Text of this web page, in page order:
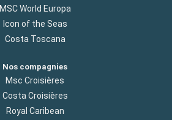
MSC World Europa
Icon of the Seas
Costa Toscana
Nos compagnies
Msc Croisières
Costa Croisières
Royal Caribean